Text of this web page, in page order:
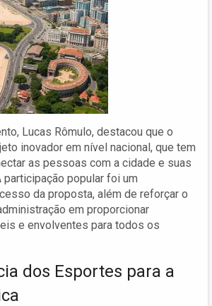
Lucas Rômulo, destacou que o
inovador em nível nacional, que tem
as pessoas com a cidade e suas
popular foi um
da proposta, além de reforçar o
em proporcionar
e envolventes para todos os
dos Esportes para a